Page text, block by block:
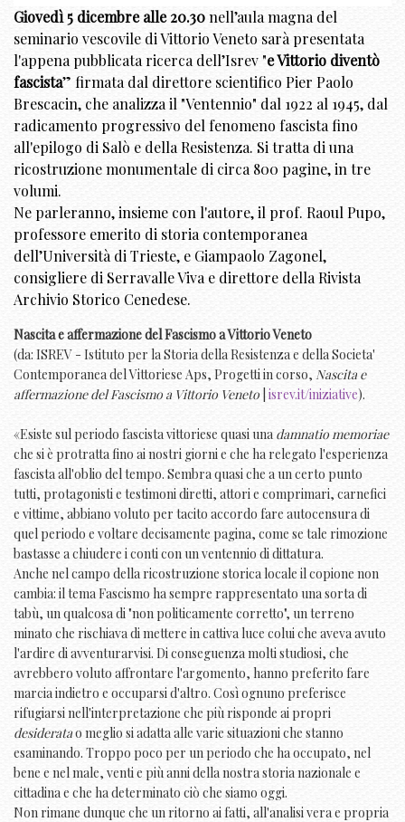
Giovedì 5 dicembre alle 20.30nell’aula magna del
seminario vescovile di Vittorio Veneto sarà presentata
l'appena pubblicata ricerca dell’Isrev "e Vittorio diventò
fascista” firmata dal direttore scientifico Pier Paolo
Brescacin, che analizza il "Ventennio" dal 1922 al 1945, dal
radicamento progressivo del fenomeno fascista fino
all'epilogo di Salò e della Resistenza. Si tratta di una
ricostruzione monumentale di circa 800 pagine, in tre
volumi.
Ne parleranno, insieme con l'autore, il prof. Raoul Pupo,
professore emerito di storia contemporanea
dell’Università di Trieste, e Giampaolo Zagonel,
consigliere di Serravalle Viva e direttore della Rivista
Archivio Storico Cenedese.
Nascita e affermazione del Fascismo a Vittorio Veneto
(da: ISREV - Istituto per la Storia della Resistenza e della Societa'
Contemporanea del Vittoriese Aps, Progetti in corso, Nascita e
affermazione del Fascismo a Vittorio Veneto isrev.it/iniziative).
«Esiste sul periodo fascista vittoriese quasi una damnatio memoriae
che si è protratta fino ai nostri giorni e che ha relegato l'esperienza
fascista all'oblio del tempo. Sembra quasi che a un certo punto
tutti, protagonisti e testimoni diretti, attori e comprimari, carnefici
e vittime, abbiano voluto per tacito accordo fare autocensura di
quel periodo e voltare decisamente pagina, come se tale rimozione
bastasse a chiudere i conti con un ventennio di dittatura.
Anche nel campo della ricostruzione storica locale il copione non
cambia: il tema Fascismo ha sempre rappresentato una sorta di
tabù, un qualcosa di "non politicamente corretto", un terreno
minato che rischiava di mettere in cattiva luce colui che aveva avuto
l'ardire di avventurarvisi. Di conseguenza molti studiosi, che
avrebbero voluto affrontare l'argomento, hanno preferito fare
marcia indietro e occuparsi d'altro. Così ognuno preferisce
rifugiarsi nell'interpretazione che più risponde ai propri
desideratao meglio si adatta alle varie situazioni che stanno
esaminando. Troppo poco per un periodo che ha occupato, nel
bene e nel male, venti e più anni della nostra storia nazionale e
cittadina e che ha determinato ciò che siamo oggi.
Non rimane dunque che un ritorno ai fatti, all'analisi vera e propria